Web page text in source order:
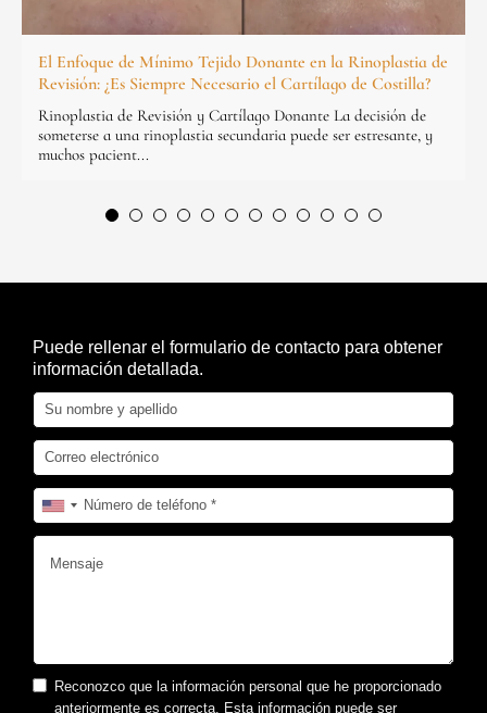
El Enfoque de Mínimo Tejido Donante en la Rinoplastia de
Revisión: ¿Es Siempre Necesario el Cartílago de Costilla?
Rinoplastia de Revisión y Cartílago Donante La decisión de
someterse a una rinoplastia secundaria puede ser estresante, y
muchos pacient...
Puede rellenar el formulario de contacto para obtener
información detallada.
Reconozco que la información personal que he proporcionado
anteriormente es correcta. Esta información puede ser